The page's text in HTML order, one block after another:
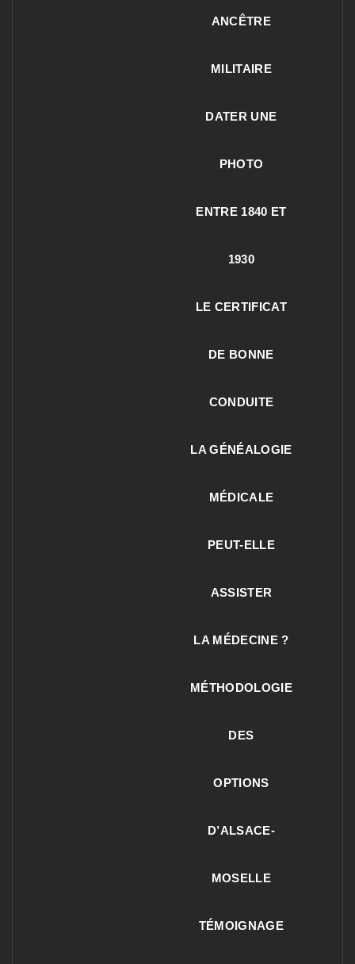
ANCÊTRE
MILITAIRE
DATER UNE
PHOTO
ENTRE 1840 ET
1930
LE CERTIFICAT
DE BONNE
CONDUITE
LA GÉNÉALOGIE
MÉDICALE
PEUT-ELLE
ASSISTER
LA MÉDECINE ?
MÉTHODOLOGIE
DES
OPTIONS
D’ALSACE-
MOSELLE
TÉMOIGNAGE